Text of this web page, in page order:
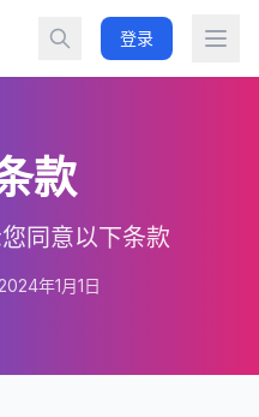
登录
款
同意以下条款
年1月1日